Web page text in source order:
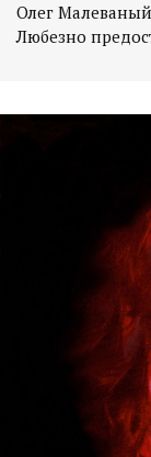
Олег
Любезно